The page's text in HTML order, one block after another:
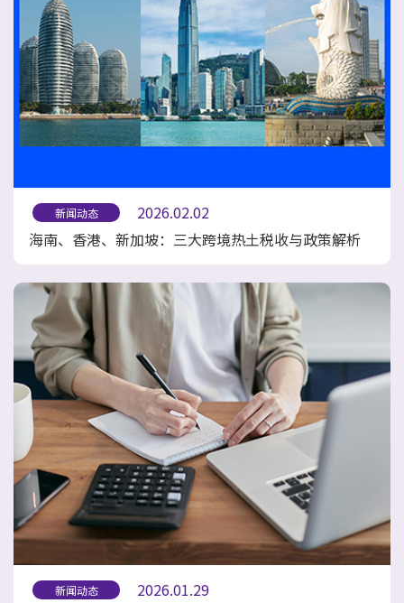
新闻动态
2026.02.02
海南、香港、新加坡：三大跨境热土税收与政策解析
新闻动态
2026.01.29